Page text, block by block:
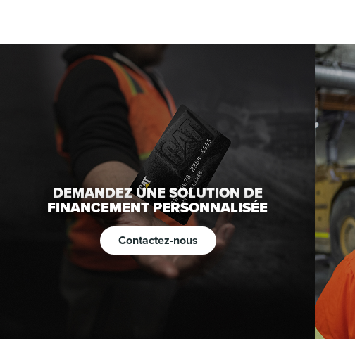
DEMANDEZ UNE SOLUTION DE
FINANCEMENT PERSONNALISÉE
Contactez-nous